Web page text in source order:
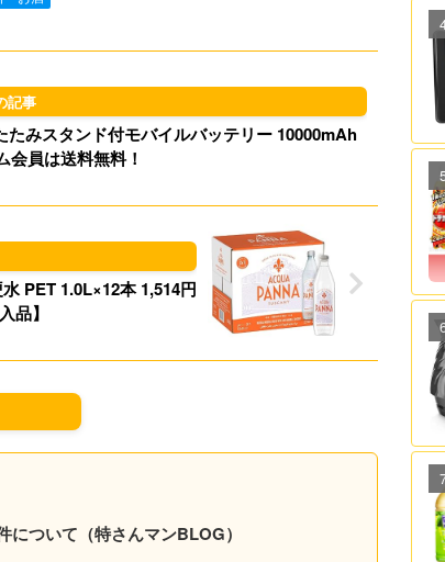
o
o
n
たみスタンド付モバイルバッテリー 10000mAh
会員は送料無料！
PET 1.0L×12本 1,514円
品】
について（特さんマンBLOG）